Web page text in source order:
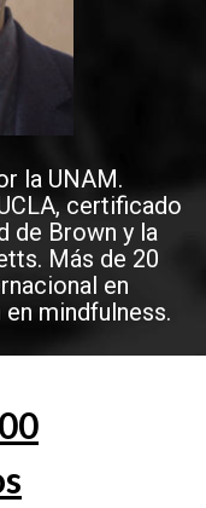
la UNAM.
certificado
de Brown y la
Más de 20
en
mindfulness.